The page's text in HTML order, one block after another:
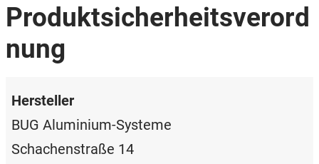
Produktsicherheitsverord
nung
Hersteller
BUG Aluminium-Systeme
Schachenstraße 14